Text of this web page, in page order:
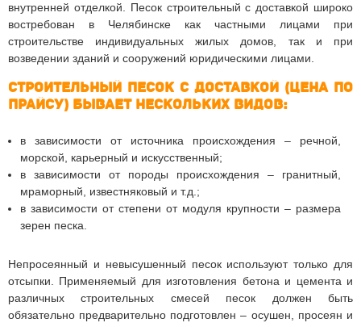
внутренней отделкой. Песок строительный с доставкой широко
востребован в Челябинске как частными лицами при
строительстве индивидуальных жилых домов, так и при
возведении зданий и сооружений юридическими лицами.
Строительный песок с доставкой (цена по
прайсу) бывает нескольких видов:
в зависимости от источника происхождения – речной,
морской, карьерный и искусственный;
в зависимости от породы происхождения – гранитный,
мраморный, известняковый и т.д.;
в зависимости от степени от модуля крупности – размера
зерен песка.
Непросеянный и невысушенный песок используют только для
отсыпки. Применяемый для изготовления бетона и цемента и
различных строительных смесей песок должен быть
обязательно предварительно подготовлен – осушен, просеян и